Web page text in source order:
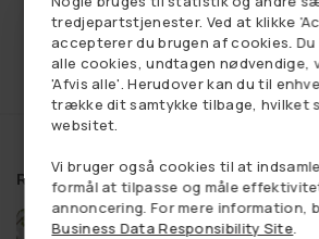
Fri fragt ved køb over
Relaterede produkter
tredjepartstjenester. Ved at klikke
accepterer du brugen af cookies.
alle cookies, undtagen nødvendige,
'Afvis alle'. Herudover kan du til
trække dit samtykke tilbage, hvilket
websitet.
Vi bruger også cookies til at
formål at tilpasse og måle
annoncering. For mere information,
Business Data Responsibility Site.
Vælg et produkt, og
har vundet en